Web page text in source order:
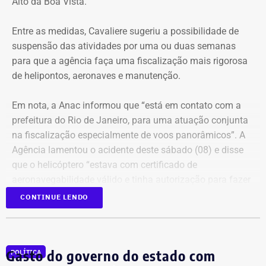
merecida”, diz Nireu, de 82 anos, que tem uma relação de
escritor ainda garoto, em Alagoas, onde nasceu.
Entre as medidas, Cavaliere sugeriu a possibilidade de
suspensão das atividades por uma ou duas semanas
para que a agência faça uma fiscalização mais rigorosa
de helipontos, aeronaves e manutenção.
Em nota, a Anac informou que “está em contato com a
prefeitura do Rio de Janeiro, para uma atuação conjunta
na fiscalização especialmente de voos panorâmicos”. A
Agência lamentou o acidente deste sábado (08) e disse
que o helicóptero “estava com certificado de
serviço aéreo especializado (SAE) de voo panorâmico,
conforme informações do Registro Aeronáutico Brasileiro
CONTINUE LENDO
POLÍTICA
Gasto do governo do estado com